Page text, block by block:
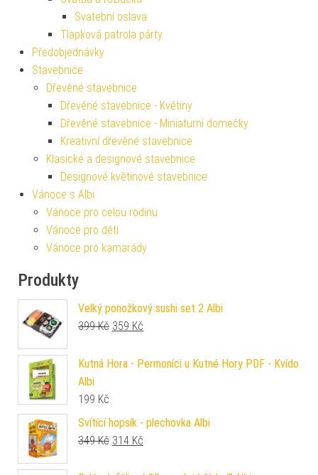
Svatební oslava
Tlapková patrola párty
Předobjednávky
Stavebnice
Dřevěné stavebnice
Dřevěné stavebnice - Květiny
Dřevěné stavebnice - Miniaturní domečky
Kreativní dřevěné stavebnice
Klasické a designové stavebnice
Designové květinové stavebnice
Vánoce s Albi
Vánoce pro celou rodinu
Vánoce pro děti
Vánoce pro kamarády
Produkty
Velký ponožkový sushi set 2 Albi
399Kč Původní cena byla: 399 Kč.
359 Kč
Kutná Hora - Permoníci u Kutné Hory PDF - Kvído
Albi
199 Kč
Svítící hopsík - plechovka Albi
349Kč Původní cena byla: 349 Kč.
314 Kč